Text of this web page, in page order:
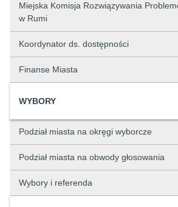
Miejska Komisja Rozwiązywania
w Rumi
Koordynator ds. dostępności
Finanse Miasta
WYBORY
Podział miasta na okręgi wyborcze
Podział miasta na obwody głosowania
Wybory i referenda